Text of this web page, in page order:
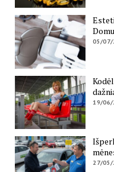
05/
19/
27/05/